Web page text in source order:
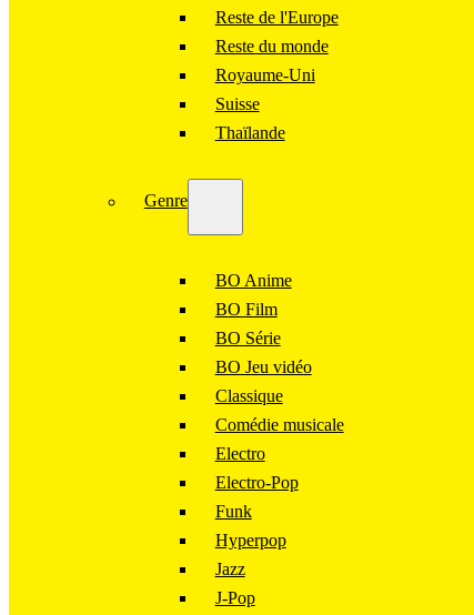
Reste de l'Europe
Reste du monde
Royaume-Uni
Suisse
Thaïlande
Genre
BO Anime
BO Film
BO Série
BO Jeu vidéo
Classique
Comédie musicale
Electro
Electro-Pop
Funk
Hyperpop
Jazz
J-Pop